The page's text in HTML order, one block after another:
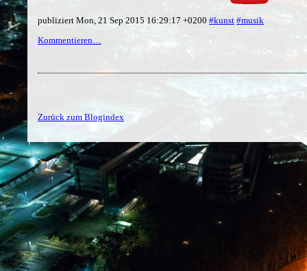
publiziert Mon, 21 Sep 2015 16:29:17 +0200 #kunst #musik
Kommentieren…
Zurück zum Blogindex